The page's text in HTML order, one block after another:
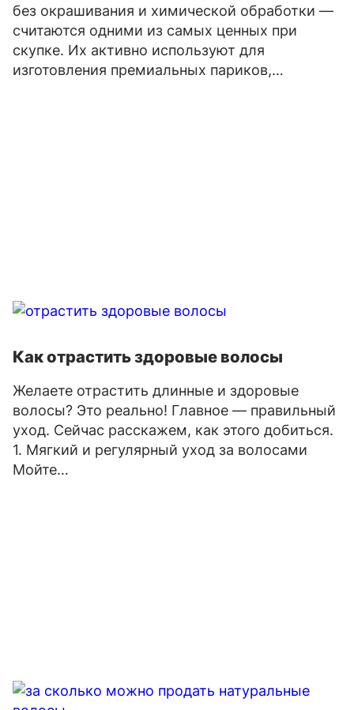
без окрашивания и химической обработки —
считаются одними из самых ценных при
скупке. Их активно используют для
изготовления премиальных париков,…
Как отрастить здоровые волосы
Желаете отрастить длинные и здоровые
волосы? Это реально! Главное — правильный
уход. Сейчас расскажем, как этого добиться.
1. Мягкий и регулярный уход за волосами
Мойте…